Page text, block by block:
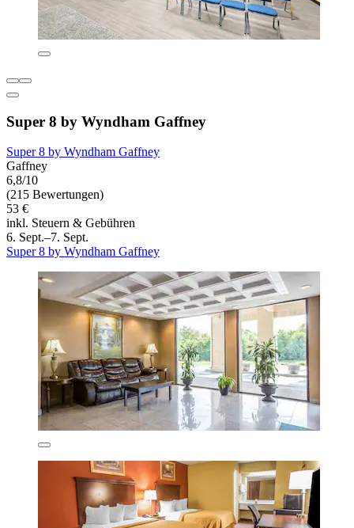
Super 8 by Wyndham Gaffney
Super 8 by Wyndham Gaffney
Gaffney
6,8/10
(215 Bewertungen)
53 €
inkl. Steuern & Gebühren
6. Sept.–7. Sept.
Super 8 by Wyndham Gaffney